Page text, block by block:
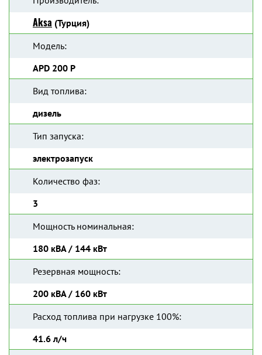
Aksa (Турция)
Модель:
APD 200 P
Вид топлива:
дизель
Тип запуска:
электрозапуск
Количество фаз:
3
Мощность номинальная:
180 кВА / 144 кВт
Резервная мощность:
200 кВА / 160 кВт
Расход топлива при нагрузке 100%:
41.6 л/ч